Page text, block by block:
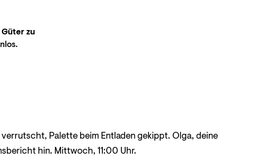
Güter zu
Palette beim Entladen gekippt. Olga, deine
hin. Mittwoch, 11:00 Uhr.